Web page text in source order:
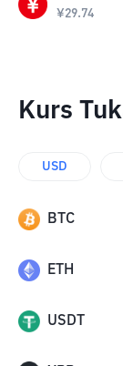
¥29.74
Kurs
USD
BTC
ETH
USDT